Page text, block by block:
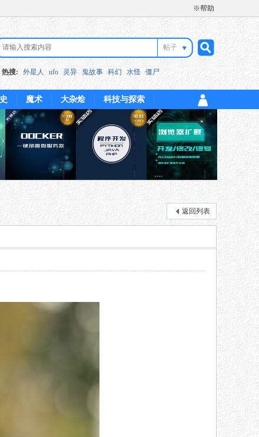
※帮助
帖子
搜
索
热搜: 外星人 ufo 灵异 鬼故事 科幻 水怪 僵尸
魔术 大杂烩 科技与探索
返回列表